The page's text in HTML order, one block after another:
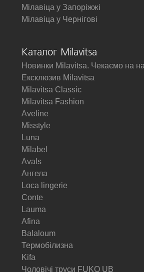
Мілавіца у Запоріжжі
Мілавіца у Чернігові
Каталог Milavitsa
Новинки Milavitsa. Чекаємо на
Ексклюзив Milavitsa
Milavitsa Classic
Milavitsa Fashion
Aveline
Misstyle
Luna
Milabel
Avals
Ангела
Loca lingerie
Conte
Lauma
Afina
Balaloum
Термобілизна
Kifa
Чоловічі труси FUKO UB